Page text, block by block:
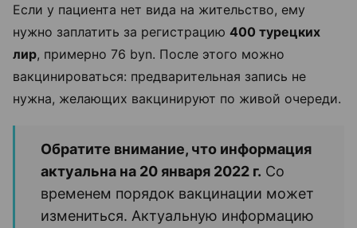
Если у пациента нет вида на жительство, ему
нужно заплатить за регистрацию 400 турецких
лир, примерно 76 byn. После этого можно
вакцинироваться: предварительная запись не
нужна, желающих вакцинируют по живой очереди.
Обратите внимание, что информация
актуальна на 20 января 2022 г. Со
временем порядок вакцинации может
измениться. Актуальную информацию